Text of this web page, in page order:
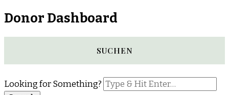
Donor Dashboard
SUCHEN
Looking for Something?